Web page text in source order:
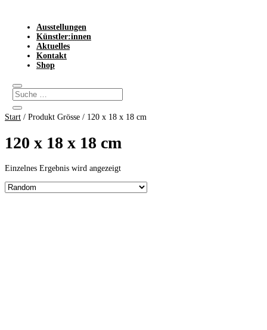
Ausstellungen
Künstler:innen
Aktuelles
Kontakt
Shop
Start / Produkt Grösse / 120 x 18 x 18 cm
120 x 18 x 18 cm
Einzelnes Ergebnis wird angezeigt